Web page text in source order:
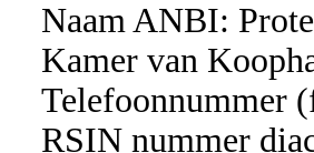
Naam ANBI:
Kamer van
Telefoonnummer
RSIN nummer